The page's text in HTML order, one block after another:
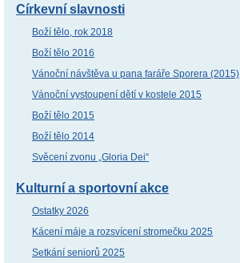
Církevní slavnosti
Boží tělo, rok 2018
Boží tělo 2016
Vánoční návštěva u pana faráře Sporera (2015)
Vánoční vystoupení dětí v kostele 2015
Boží tělo 2015
Boží tělo 2014
Svěcení zvonu „Gloria Dei“
Kulturní a sportovní akce
Ostatky 2026
Kácení máje a rozsvícení stromečku 2025
Setkání seniorů 2025